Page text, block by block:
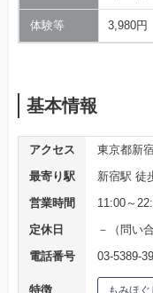
体験等 3,980円
基本情報
アクセス
東京都新
最寄り駅
新宿駅 徒
営業時間
11:00～
定休日
－（問い
電話番号
03-5389-
特徴 もみほぐ